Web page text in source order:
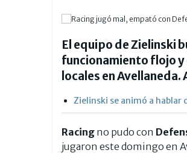
El equipo de Zielinski
funcionamiento flojo y
locales en Avellaneda.
Zielinski se animó a hablar
Racing no pudo con
jugaron este domingo en